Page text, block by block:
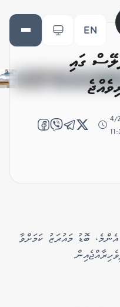
EN
ގައި
4/
ބޮޑު މައުރަޒު ކަމަށްވާ